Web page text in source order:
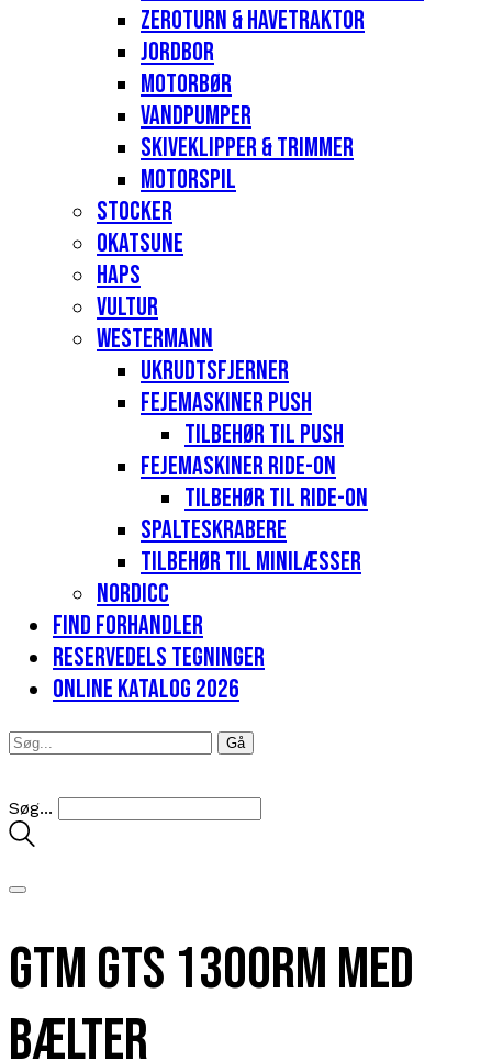
Zeroturn & havetraktor
Jordbor
Motorbør
Vandpumper
Skiveklipper & Trimmer
Motorspil
Stocker
Okatsune
Haps
Vultur
Westermann
Ukrudtsfjerner
Fejemaskiner Push
Tilbehør til push
Fejemaskiner Ride-on
Tilbehør til Ride-on
Spalteskrabere
Tilbehør til minilæsser
Nordicc
Find forhandler
Reservedels tegninger
Online katalog 2026
Søg...
GTM GTS 1300RM med
bælter